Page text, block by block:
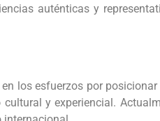
auténticas y
los esfuerzos por
y experiencial.